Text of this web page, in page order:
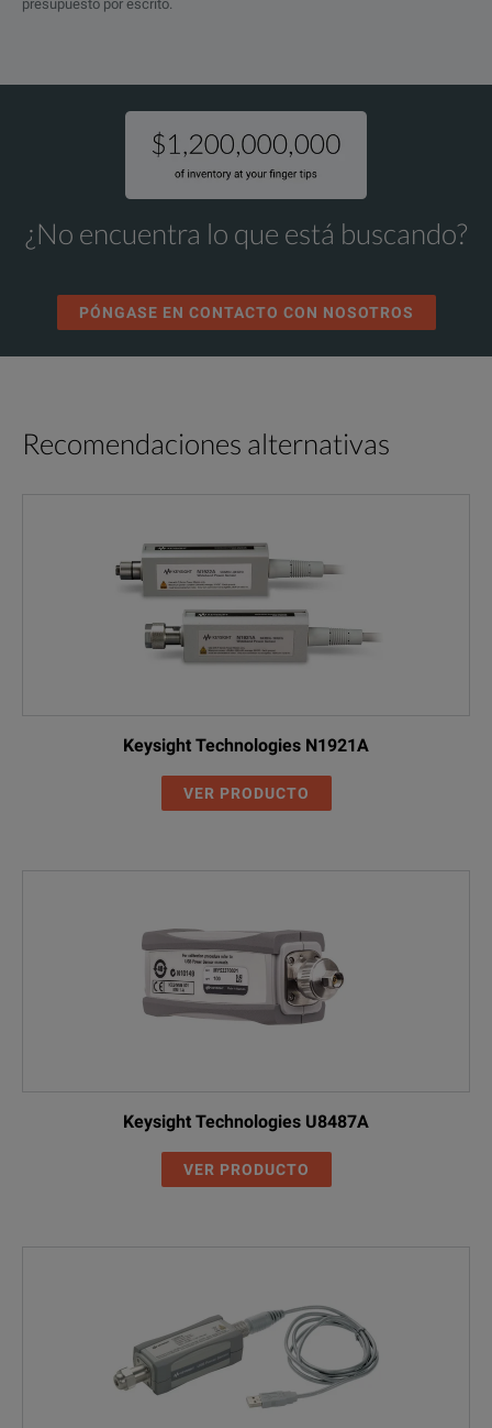
presupuesto por escrito.
¿No encuentra lo que está buscando?
PÓNGASE EN CONTACTO CON NOSOTROS
Recomendaciones alternativas
Keysight Technologies N1921A
VER PRODUCTO
Keysight Technologies U8487A
VER PRODUCTO